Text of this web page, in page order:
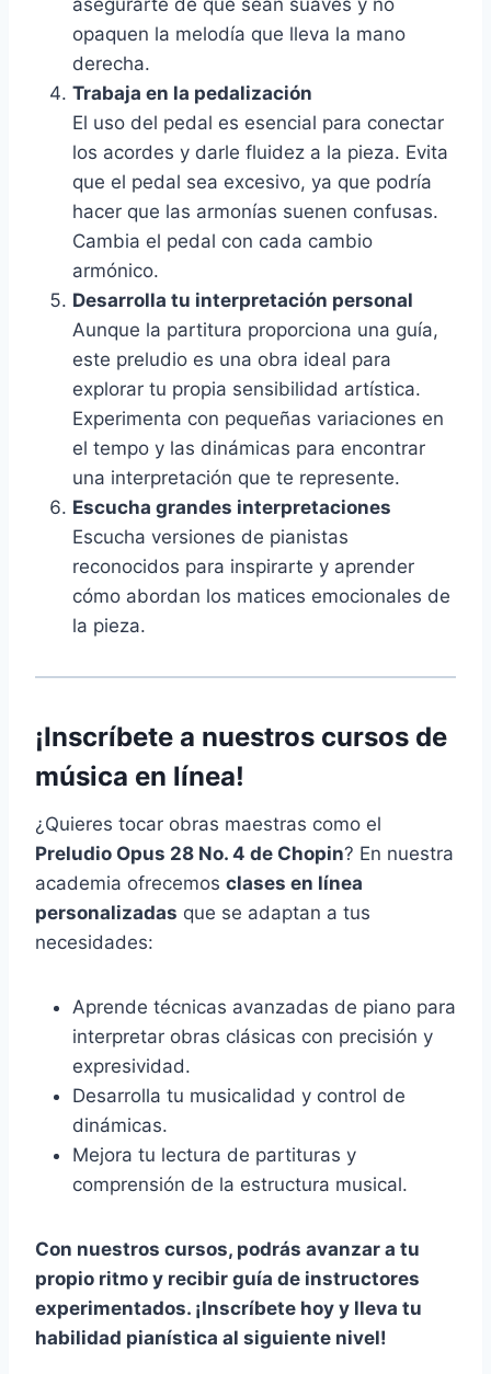
asegurarte de que sean suaves y no
opaquen la melodía que lleva la mano
derecha.
Trabaja en la pedalización
El uso del pedal es esencial para conectar
los acordes y darle fluidez a la pieza. Evita
que el pedal sea excesivo, ya que podría
hacer que las armonías suenen confusas.
Cambia el pedal con cada cambio
armónico.
Desarrolla tu interpretación personal
Aunque la partitura proporciona una guía,
este preludio es una obra ideal para
explorar tu propia sensibilidad artística.
Experimenta con pequeñas variaciones en
el tempo y las dinámicas para encontrar
una interpretación que te represente.
Escucha grandes interpretaciones
Escucha versiones de pianistas
reconocidos para inspirarte y aprender
cómo abordan los matices emocionales de
la pieza.
¡Inscríbete a nuestros cursos de
música en línea!
¿Quieres tocar obras maestras como el
Preludio Opus 28 No. 4 de Chopin? En nuestra
academia ofrecemos clases en línea
personalizadas que se adaptan a tus
necesidades:
Aprende técnicas avanzadas de piano para
interpretar obras clásicas con precisión y
expresividad.
Desarrolla tu musicalidad y control de
dinámicas.
Mejora tu lectura de partituras y
comprensión de la estructura musical.
Con nuestros cursos, podrás avanzar a tu
propio ritmo y recibir guía de instructores
experimentados. ¡Inscríbete hoy y lleva tu
habilidad pianística al siguiente nivel!